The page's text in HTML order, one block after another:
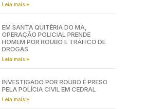
Leia mais »
EM SANTA QUITÉRIA DO MA,
OPERAÇÃO POLICIAL PRENDE
HOMEM POR ROUBO E TRÁFICO DE
DROGAS
Leia mais »
INVESTIGADO POR ROUBO É PRESO
PELA POLÍCIA CIVIL EM CEDRAL
Leia mais »